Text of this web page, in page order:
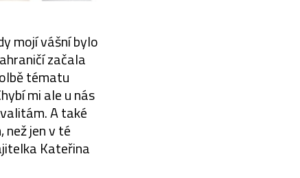
mojí vášní bylo
začala
tématu
mi ale u nás
A také
jen v té
Kateřina